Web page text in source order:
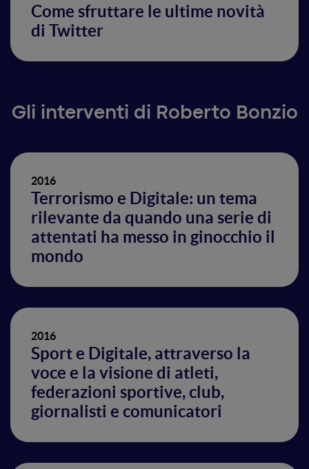
Come sfruttare le ultime novità
di Twitter
Gli interventi di Roberto Bonzio
2016
Terrorismo e Digitale: un tema
rilevante da quando una serie di
attentati ha messo in ginocchio il
mondo
2016
Sport e Digitale, attraverso la
voce e la visione di atleti,
federazioni sportive, club,
giornalisti e comunicatori